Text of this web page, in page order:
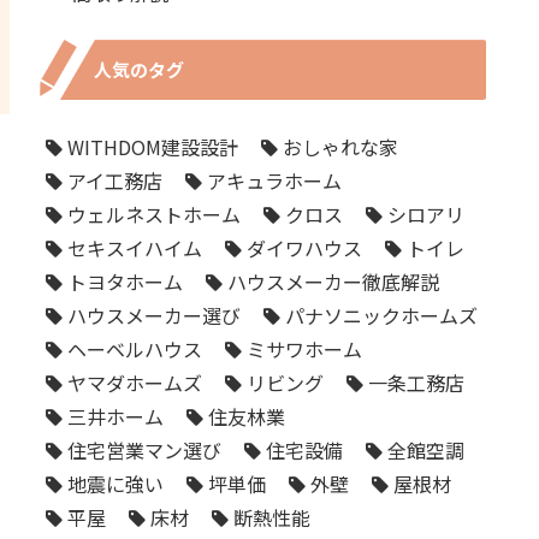
人気のタグ
WITHDOM建設設計
おしゃれな家
アイ工務店
アキュラホーム
ウェルネストホーム
クロス
シロアリ
セキスイハイム
ダイワハウス
トイレ
トヨタホーム
ハウスメーカー徹底解説
ハウスメーカー選び
パナソニックホームズ
ヘーベルハウス
ミサワホーム
ヤマダホームズ
リビング
一条工務店
三井ホーム
住友林業
住宅営業マン選び
住宅設備
全館空調
地震に強い
坪単価 外壁
屋根材
平屋
床材
断熱性能